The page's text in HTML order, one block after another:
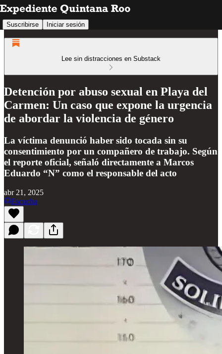
Suscribirse Iniciar sesión
Lee sin distracciones en Substack
Detención por abuso sexual en Playa del
Carmen: Un caso que expone la urgencia
de abordar la violencia de género
La víctima denunció haber sido tocada sin su
consentimiento por un compañero de trabajo. Según
el reporte oficial, señaló directamente a Marcos
Eduardo “N” como el responsable del acto
abr 21, 2025
Escucha